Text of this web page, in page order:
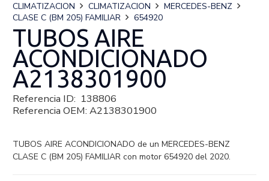
CLIMATIZACION CLIMATIZACION
MERCEDES-BENZ
CLASE C (BM 205) FAMILIAR
654920
TUBOS AIRE
ACONDICIONADO
A2138301900
Referencia ID: 138806
Referencia OEM: A2138301900
TUBOS AIRE ACONDICIONADO de un MERCEDES-BENZ
CLASE C (BM 205) FAMILIAR con motor 654920 del 2020.